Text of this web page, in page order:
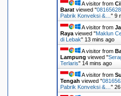
A visitor from
Baratviewed "
Pabrik Konveksi &… " 9
A visitor from
Rayaviewed "Maklun
di Lebak" 13 mins ago
A visitor from
Lampung viewed "
Terlaris" 14 mins ago
A visitor from
Tengah viewed "
Pabrik Konveksi &… "